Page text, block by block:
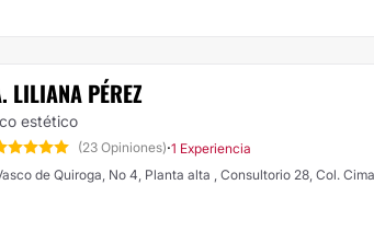
LILIANA PÉREZ
estético
(23 Opiniones)·1 Experiencia
de Quiroga, No 4, Planta alta , Consultorio 28, Col.